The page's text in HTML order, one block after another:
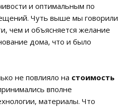
и оптимальным по
Чуть выше мы говорили
чем и объясняется желание
дома, что и было
не повлияло на стоимость
вполне
материалы. Что